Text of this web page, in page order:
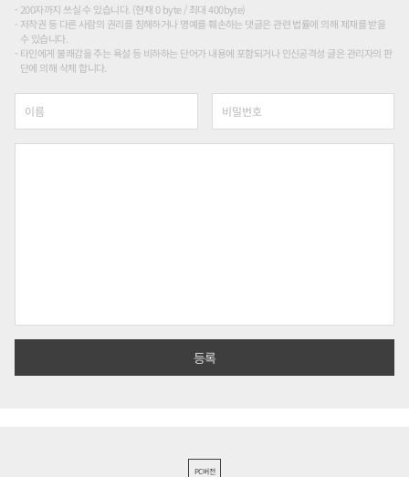
200자까지 쓰실 수 있습니다. (현재 0 byte / 최대 400byte)
저작권 등 다른 사람의 권리를 침해하거나 명예를 훼손하는 댓글은 관련 법률에 의해 제재를 받을
수 있습니다.
타인에게 불쾌감을 주는 욕설 등 비하하는 단어가 내용에 포함되거나 인신공격성 글은 관리자의 판
단에 의해 삭제 합니다.
PC버전